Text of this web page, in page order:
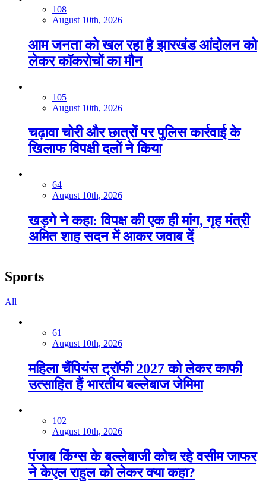
108
August 10th, 2026
आम जनता को खल रहा है झारखंड आंदोलन को
लेकर कॉकरोचों का मौन
105
August 10th, 2026
चढ़ावा चोरी और छात्रों पर पुलिस कार्रवाई के
खिलाफ विपक्षी दलों ने किया
64
August 10th, 2026
खड़गे ने कहा: विपक्ष की एक ही मांग, गृह मंत्री
अमित शाह सदन में आकर जवाब दें
Sports
All
61
August 10th, 2026
महिला चैंपियंस ट्रॉफी 2027 को लेकर काफी
उत्साहित हैं भारतीय बल्लेबाज जेमिमा
102
August 10th, 2026
पंजाब किंग्स के बल्लेबाजी कोच रहे वसीम जाफर
ने केएल राहुल को लेकर क्या कहा?